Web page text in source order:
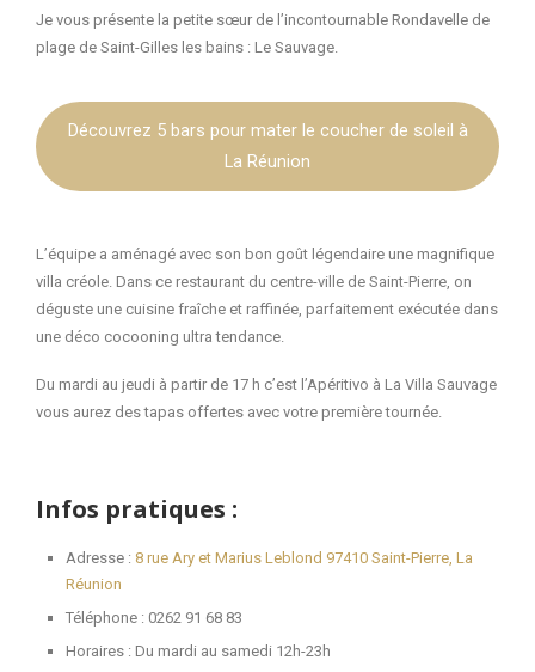
Je vous présente la petite sœur de l’incontournable Rondavelle de
plage de Saint-Gilles les bains : Le Sauvage.
Découvrez 5 bars pour mater le coucher de soleil à
La Réunion
L’équipe a aménagé avec son bon goût légendaire une magnifique
villa créole. Dans ce restaurant du centre-ville de Saint-Pierre, on
déguste une cuisine fraîche et raffinée, parfaitement exécutée dans
une déco cocooning ultra tendance.
Du mardi au jeudi à partir de 17 h c’est l’Apéritivo à La Villa Sauvage
vous aurez des tapas offertes avec votre première tournée.
Infos pratiques :
Adresse : 8 rue Ary et Marius Leblond 97410 Saint-Pierre, La
Réunion
Téléphone : 0262 91 68 83
Horaires : Du mardi au samedi 12h-23h